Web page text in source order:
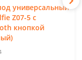
универсальный
Z07-5 с
кнопкой